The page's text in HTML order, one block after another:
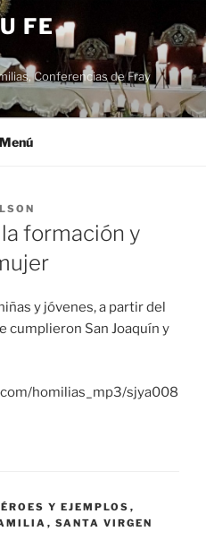
FE
Conferencias de Fray
Menú
formación y
y jóvenes, a partir del
cumplieron San Joaquín y
homilias_mp3/sjya008
Y EJEMPLOS ,
, SANTA VIRGEN